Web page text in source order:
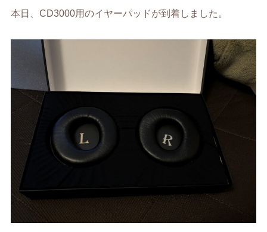
本日、CD3000用のイヤーパッドが到着しました。